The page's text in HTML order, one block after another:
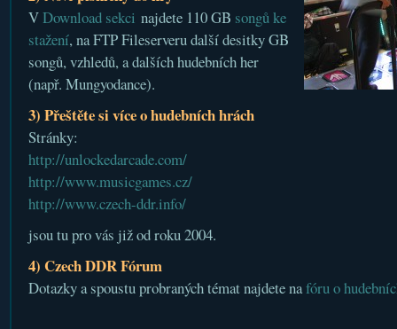
VDownload sekci najdete 110 GB songů ke
stažení, na FTP Fileserveru další desitky GB
songů, vzhledů, a dalších hudebních her
(např. Mungyodance).
3) Přeštěte si více o hudebních hrách
Stránky:
http://unlockedarcade.com/
http://www.musicgames.cz/
http://www.czech-ddr.info/
jsou tu pro vás již od roku 2004.
4) Czech DDR Fórum
Dotazky a spoustu probraných témat najdete nafóru o